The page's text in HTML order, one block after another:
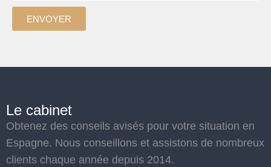
ENVOYER
Le cabinet
Obtenez des conseils avisés pour votre situation en
Espagne. Nous conseillons et assistons de nombreux
clients chaque année depuis 2014.